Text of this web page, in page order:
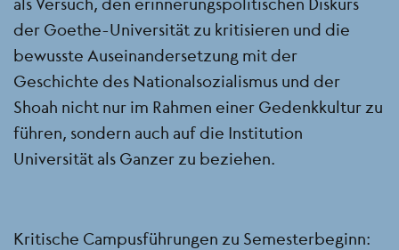
der Goethe-Universität zu kritisieren und die
bewusste Auseinandersetzung mit der
Geschichte des Nationalsozialismus und der
Shoah nicht nur im Rahmen einer Gedenkkultur zu
führen, sondern auch auf die Institution
Universität als Ganzer zu beziehen.
Kritische Campusführungen zu Semesterbeginn: